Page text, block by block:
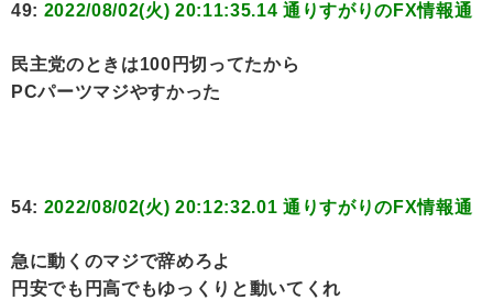
49: 2022/08/02(火) 20:11:35.14 通りすがりのFX情報通
民主党のときは100円切ってたから
PCパーツマジやすかった
54: 2022/08/02(火) 20:12:32.01 通りすがりのFX情報通
急に動くのマジで辞めろよ
円安でも円高でもゆっくりと動いてくれ